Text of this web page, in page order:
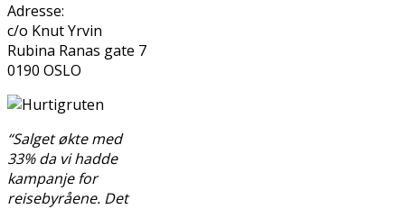
Adresse:
c/o Knut Yrvin
Rubina Ranas gate 7
0190 OSLO
“Salget økte med
33% da vi hadde
kampanje for
reisebyråene. Det